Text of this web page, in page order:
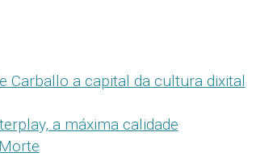
Carballo a capital da cultura dixital
a máxima calidade